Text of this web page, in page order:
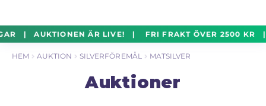
Hoppa
till
navigering
Hoppa
till
innehåll
AUKTIONEN ÄR LIVE! | FRI FRAKT ÖVER
Silverföremål
HEM AUKTION SILVERFÖREMÅL MATSILVER
Auktioner